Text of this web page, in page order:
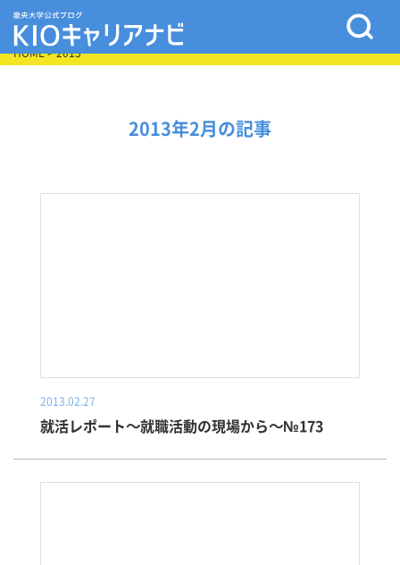
HOME> 2013
2013年2月の記事
2013.02.27
就活レポート～就職活動の現場から～№173